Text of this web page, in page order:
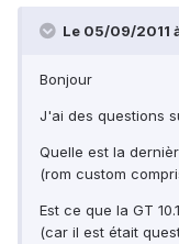
Le 05/09/2011
Bonjour
J'ai des questions
Quelle est la
(rom custom
Est ce que la GT
(car il est était